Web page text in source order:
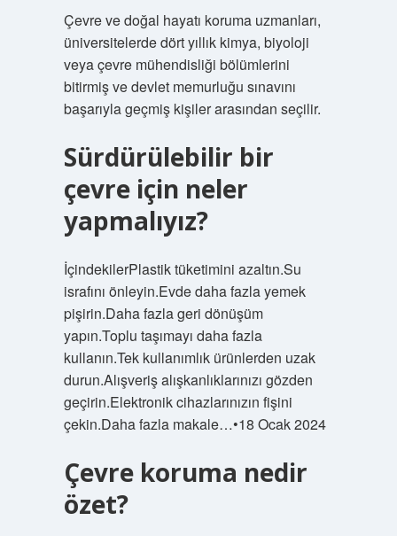
Çevre ve doğal hayatı koruma uzmanları,
üniversitelerde dört yıllık kimya, biyoloji
veya çevre mühendisliği bölümlerini
bitirmiş ve devlet memurluğu sınavını
başarıyla geçmiş kişiler arasından seçilir.
Sürdürülebilir bir
çevre için neler
yapmalıyız?
İçindekilerPlastik tüketimini azaltın.Su
israfını önleyin.Evde daha fazla yemek
pişirin.Daha fazla geri dönüşüm
yapın.Toplu taşımayı daha fazla
kullanın.Tek kullanımlık ürünlerden uzak
durun.Alışveriş alışkanlıklarınızı gözden
geçirin.Elektronik cihazlarınızın fişini
çekin.Daha fazla makale…•18 Ocak 2024
Çevre koruma nedir
özet?